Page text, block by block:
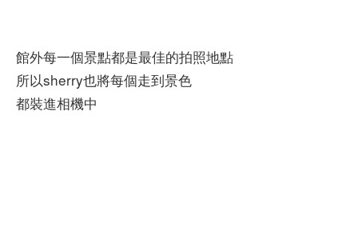
館外每一個景點都是最佳的拍照地點
所以sherry也將每個走到景色
都裝進相機中